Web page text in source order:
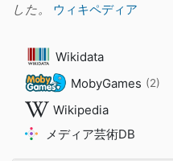
した。
ウィキペディア
Wikidata
MobyGames (2)
Wikipedia
メディア芸術DB